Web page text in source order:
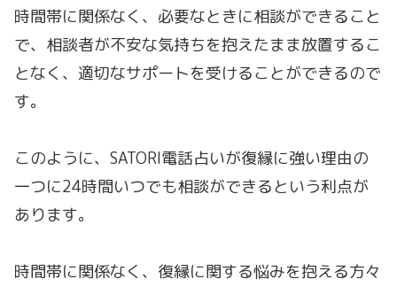
時間帯に関係なく、必要なときに相談ができること
で、相談者が不安な気持ちを抱えたまま放置するこ
となく、適切なサポートを受けることができるので
す。
このように、SATORI電話占いが復縁に強い理由の
一つに24時間いつでも相談ができるという利点が
あります。
時間帯に関係なく、復縁に関する悩みを抱える方々